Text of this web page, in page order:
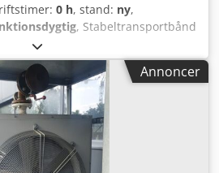
0 h, stand: ny,
, Stabeltransportbånd
/ sigteenhed. Maskinen er
DETALJER Dsdpfspdqr Ejx Af
til 300 t/t ved en tippevinkel på
Stabelkapacitet (drejning 0°):
90°): 8.500 t
180°): 15.000 t
mm Transportbåndslængde:
900 mm
Annoncer